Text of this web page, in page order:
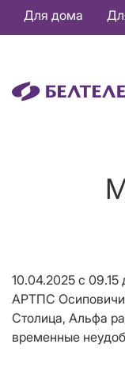
Основная
навигация
Для дома
10.04.2025 с 09.15
АРТПС Осиповичи
Столица, Альфа
временные